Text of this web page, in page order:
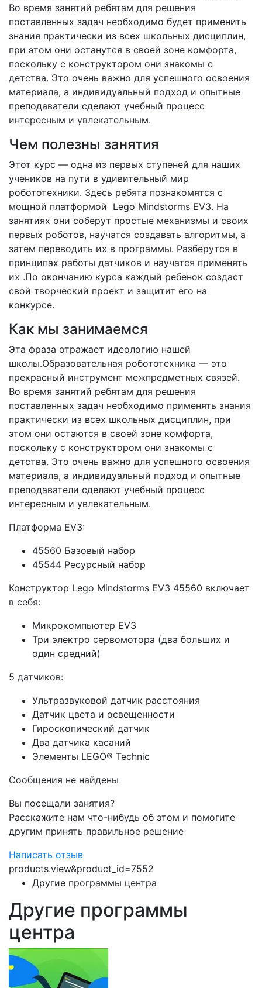
Во время занятий ребятам для решения
поставленных задач необходимо будет применить
знания практически из всех школьных дисциплин,
при этом они останутся в своей зоне комфорта,
поскольку с конструктором они знакомы с
детства. Это очень важно для успешного освоения
материала, а индивидуальный подход и опытные
преподаватели сделают учебный процесс
интересным и увлекательным.
Чем полезны занятия
Этот курс — одна из первых ступеней для наших
учеников на пути в удивительный мир
робототехники. Здесь ребята познакомятся с
мощной платформой Lego Mindstorms EV3. На
занятиях они соберут простые механизмы и своих
первых роботов, научатся создавать алгоритмы, а
затем переводить их в программы. Разберутся в
принципах работы датчиков и научатся применять
их .По окончанию курса каждый ребенок создаст
свой творческий проект и защитит его на
конкурсе.
Как мы занимаемся
Эта фраза отражает идеологию нашей
школы.Образовательная робототехника — это
прекрасный инструмент межпредметных связей.
Во время занятий ребятам для решения
поставленных задач необходимо применять знания
практически из всех школьных дисциплин, при
этом они остаются в своей зоне комфорта,
поскольку с конструктором они знакомы с
детства. Это очень важно для успешного освоения
материала, а индивидуальный подход и опытные
преподаватели сделают учебный процесс
интересным и увлекательным.
Платформа EV3:
45560 Базовый набор
45544 Ресурсный набор
Конструктор Lego Mindstorms EV3 45560 включает
в себя:
Микрокомпьютер EV3
Три электро сервомотора (два больших и
один средний)
5 датчиков:
Ультразвуковой датчик расстояния
Датчик цвета и освещенности
Гироскопический датчик
Два датчика касаний
Элементы LEGO® Technic
Сообщения не найдены
Вы посещали занятия?
Расскажите нам что-нибудь об этом и помогите
другим принять правильное решение
Написать отзыв
products.view&product_id=7552
Другие программы центра
Другие программы
центра